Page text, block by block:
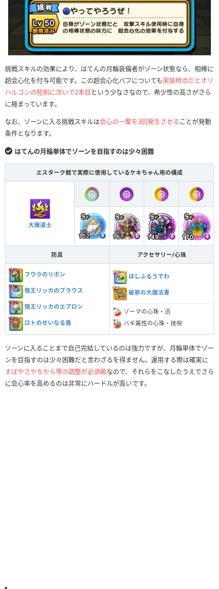
挑戦スキルの効果により、はてんの月輪装備者がゾーン状態なら、相棒に
超会心化を付与可能です。この超会心化バフについても実装時点だとオリ
ハルコンの短剣に次いで2本目 という少なさなので、希少性の高さがさら
に極まっています。
なお、ゾーンに入る挑戦スキルは会心の一撃を3回発生させる ことが発動
条件となります。
はてんの月輪単体でゾーンを目指すのは少々困難
エスターク戦で実際に使用しているケキちゃん用の構成
大魔道士
防具 アクセサリー/心珠
フウラのリボン
宿王リッカのブラウス
宿王リッカのエプロン
ロトのせいなる盾
ほしふるうでわ
破邪の大魔法書
ゾーマの心珠・迅
バギ属性の心珠・技呪
ソーンに入ることまで自己完結しているのは強力ですが、月輪単体でゾー
ンを目指すのは少々困難だと言わざるを得ません。運用する際は確実に
すばやさやちから等の調整が必須級なので、それらをこなしたうえでさら
に会心率を高めるのは非常にハードルが高いです。